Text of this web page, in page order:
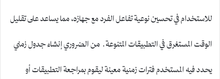
للاستخدام في تحسين نوعية تفاعل الفرد مع جهازه، مما يساعد على تقليل
الوقت المستغرق في التطبيقات المتنوعة. من الضروري إنشاء جدول زمني
يحدد فيه المستخدم فترات زمنية معينة ليقوم بمراجعة التطبيقات أو